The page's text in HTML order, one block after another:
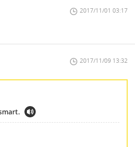
2017/11/01 03:17
2017/11/09 13:32